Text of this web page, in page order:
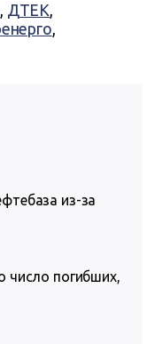
, ДТЕК,
,
из-за
число погибших,